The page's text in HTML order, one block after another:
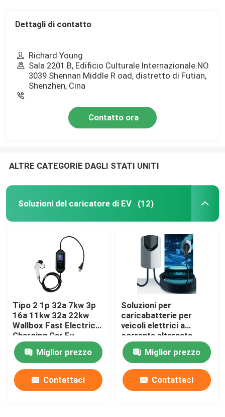
Dettagli di contatto
Richard Young
Sala 2201 B, Edificio Culturale Internazionale.NO.
3039 Shennan Middle R oad, distretto di Futian,
Shenzhen, Cina
Contatto ora
ALTRE CATEGORIE DAGLI STATI UNITI
Soluzioni del caricatore di EV (12)
Tipo 2 1p 32a 7kw 3p
16a 11kw 32a 22kw
Wallbox Fast Electric
Charging Car Ev
Charger Station
Miglior prezzo
Contattaci
Soluzioni per
caricabatterie per
veicoli elettrici a
corrente alternata
110V - 240V
Miglior prezzo
Contattaci